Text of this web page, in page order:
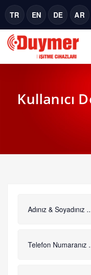
TR EN DE AR
Kullanıcı